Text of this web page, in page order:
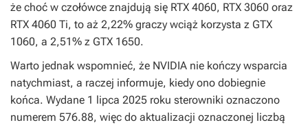
że choć w czołówce znajdują się RTX 4060, RTX 3060 oraz
RTX 4060 Ti, to aż 2,22% graczy wciąż korzysta z GTX
1060, a 2,51% z GTX 1650.
Warto jednak wspomnieć, że NVIDIA nie kończy wsparcia
natychmiast, a raczej informuje, kiedy ono dobiegnie
końca. Wydane 1 lipca 2025 roku sterowniki oznaczono
numerem 576.88, więc do aktualizacji oznaczonej liczbą